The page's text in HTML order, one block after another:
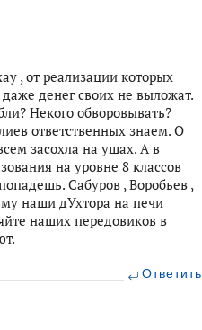
, от реализации которых
денег своих не выложат.
Некого обворовывать?
ответственных знаем. О
засохла на ушах. А в
на уровне 8 классов
Сабуров , Воробьев ,
наши дУхтора на печи
наших передовиков в
Ответить